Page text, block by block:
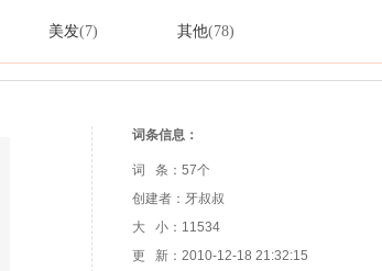
美发(7) 其他(78)
词条信息：
词 条：57个
创建者：牙叔叔
大 小：11534
更 新：2010-12-18 21:32:15